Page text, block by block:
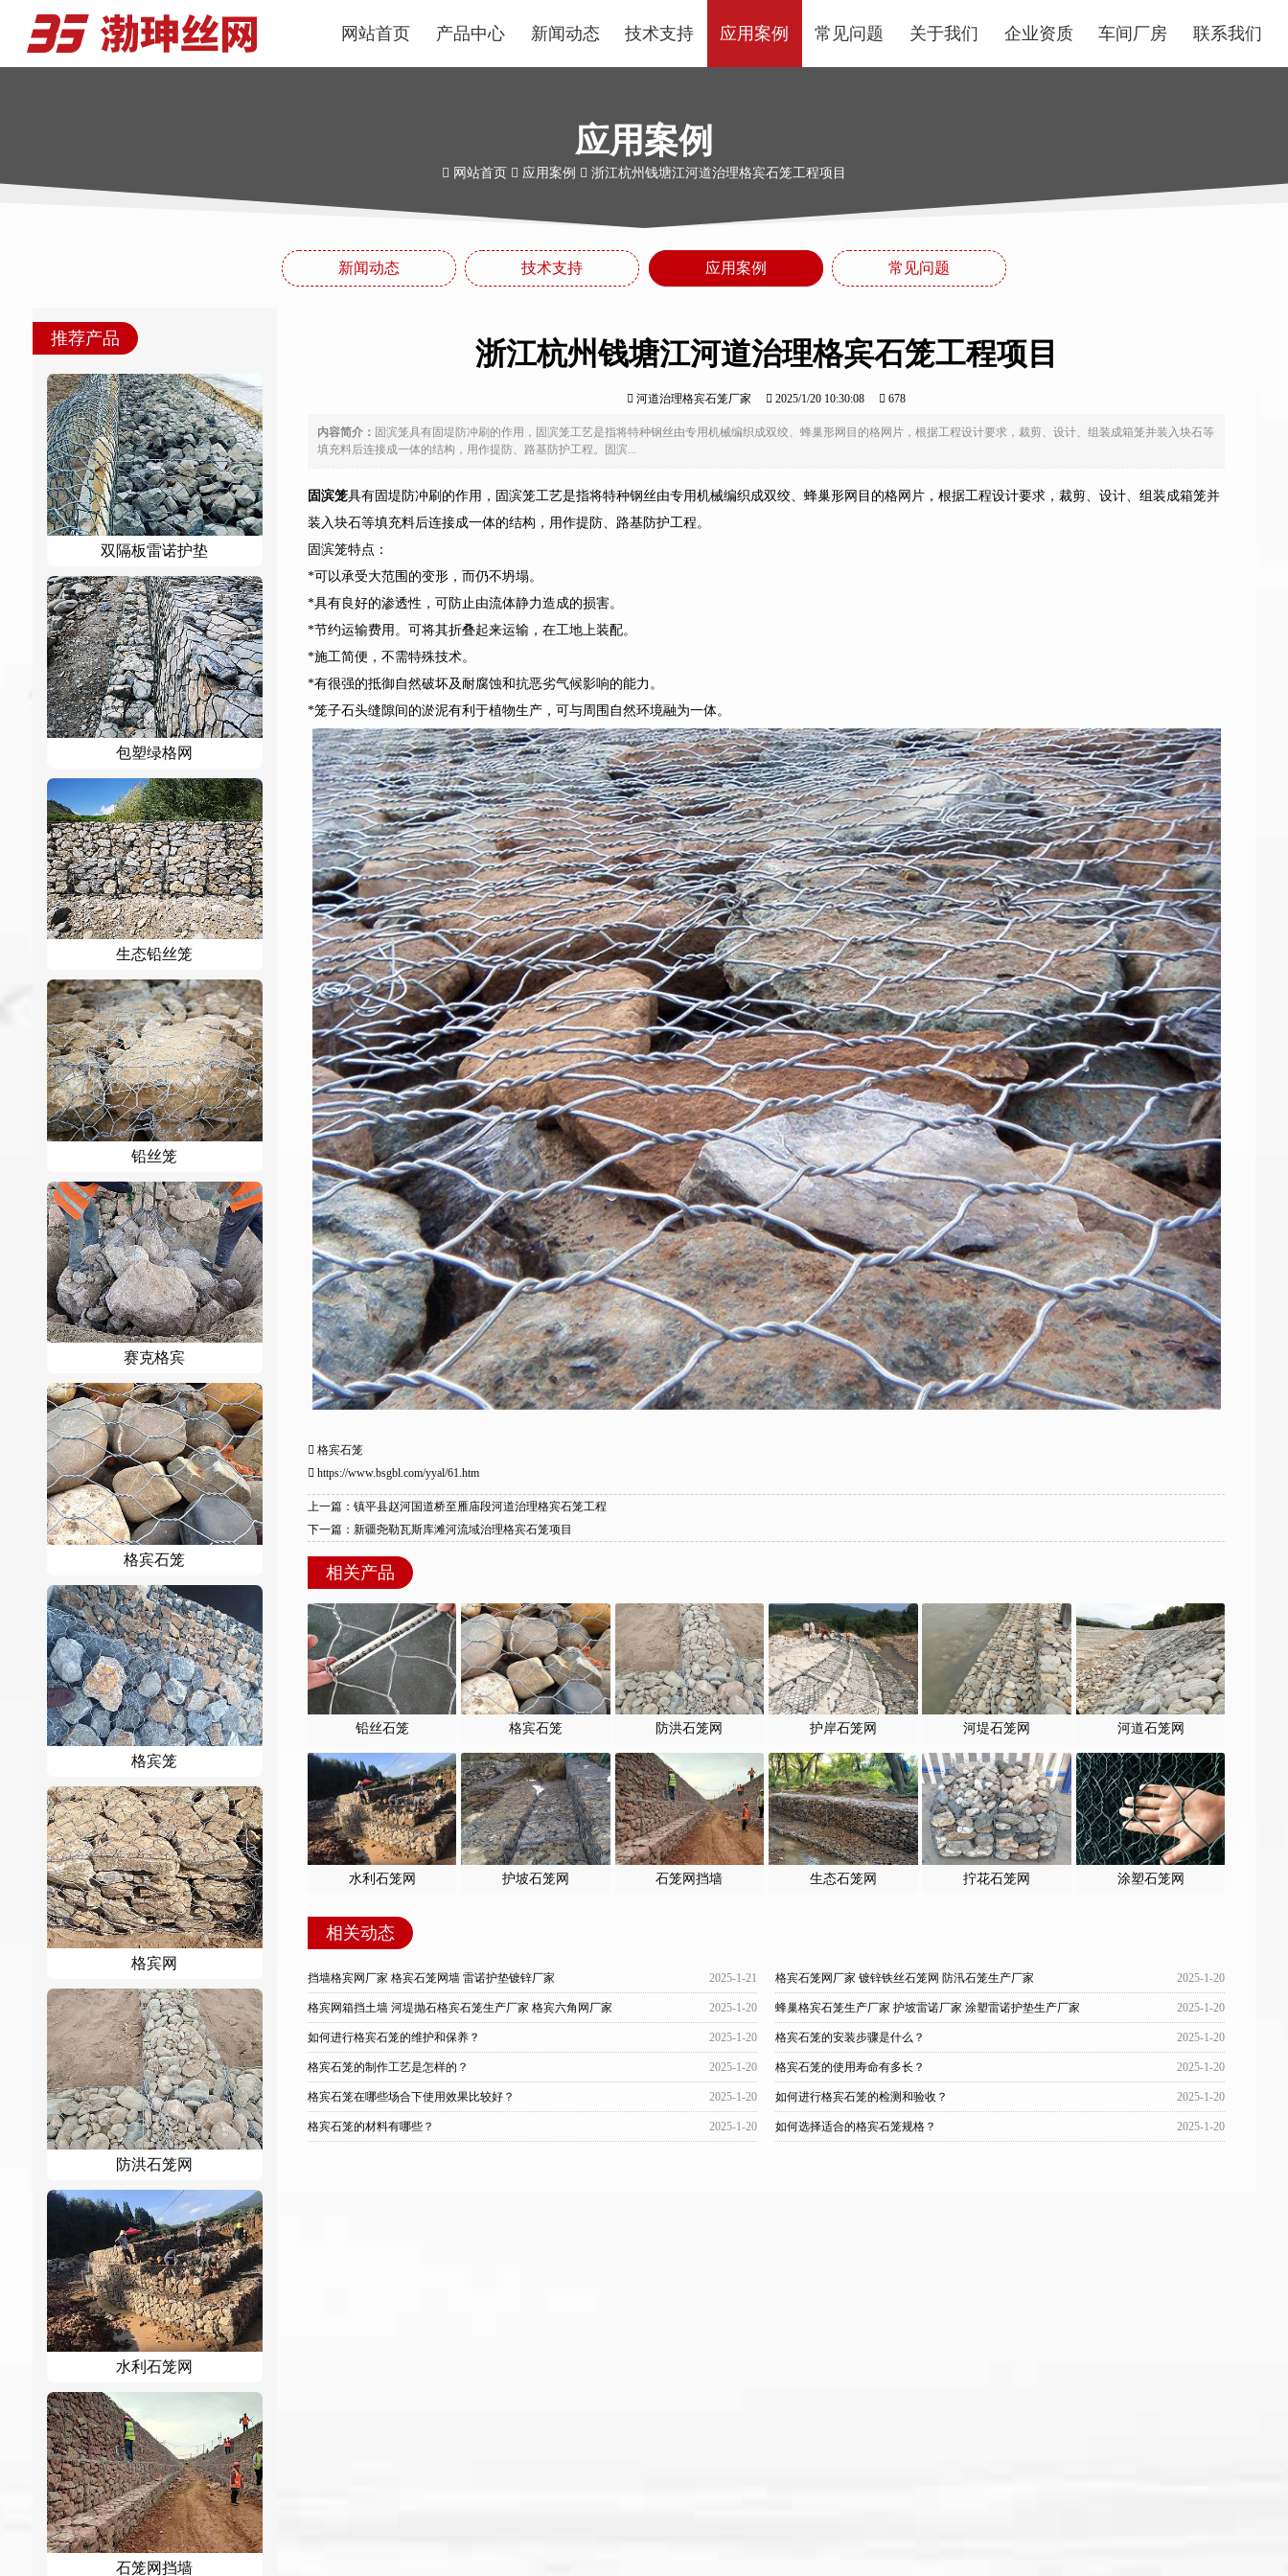
网站首页 产品中心 新闻动态 技术支持 应用案例 常见问题 关于我们 企业资质 车间厂房 联系我们
应用案例
网站首页 应用案例 浙江杭州钱塘江河道治理格宾石笼工程项目
新闻动态 技术支持 应用案例 常见问题
推荐产品
双隔板雷诺护垫
包塑绿格网
生态铅丝笼
铅丝笼
赛克格宾
格宾石笼
格宾笼
格宾网
防洪石笼网
水利石笼网
石笼网挡墙
浙江杭州钱塘江河道治理格宾石笼工程项目
河道治理格宾石笼厂家 2025/1/20 10:30:08 678
内容简介： 固滨笼具有固堤防冲刷的作用，固滨笼工艺是指将特种钢丝由专用机械编织成双绞、蜂巢形网目的格网片，根据工程设计要求，裁剪、设计、组装成箱笼并装入块石等
填充料后连接成一体的结构，用作提防、路基防护工程。固滨...
固滨笼具有固堤防冲刷的作用，固滨笼工艺是指将特种钢丝由专用机械编织成双绞、蜂巢形网目的格网片，根据工程设计要求，裁剪、设计、组装成箱笼并
装入块石等填充料后连接成一体的结构，用作提防、路基防护工程。
固滨笼特点：
*可以承受大范围的变形，而仍不坍塌。
*具有良好的渗透性，可防止由流体静力造成的损害。
*节约运输费用。可将其折叠起来运输，在工地上装配。
*施工简便，不需特殊技术。
*有很强的抵御自然破坏及耐腐蚀和抗恶劣气候影响的能力。
*笼子石头缝隙间的淤泥有利于植物生产，可与周围自然环境融为一体。
格宾石笼
https://www.bsgbl.com/yyal/61.htm
上一篇：镇平县赵河国道桥至雁庙段河道治理格宾石笼工程
下一篇：新疆尧勒瓦斯库滩河流域治理格宾石笼项目
相关产品
铅丝石笼 格宾石笼 防洪石笼网 护岸石笼网 河堤石笼网 河道石笼网
水利石笼网 护坡石笼网 石笼网挡墙 生态石笼网 拧花石笼网 涂塑石笼网
相关动态
挡墙格宾网厂家 格宾石笼网墙 雷诺护垫镀锌厂家 2025-1-21 格宾石笼网厂家 镀锌铁丝石笼网 防汛石笼生产厂家 2025-1-20
格宾网箱挡土墙 河堤抛石格宾石笼生产厂家 格宾六角网厂家 2025-1-20 蜂巢格宾石笼生产厂家 护坡雷诺厂家 涂塑雷诺护垫生产厂家 2025-1-20
如何进行格宾石笼的维护和保养？ 2025-1-20 格宾石笼的安装步骤是什么？ 2025-1-20
格宾石笼的制作工艺是怎样的？ 2025-1-20 格宾石笼的使用寿命有多长？ 2025-1-20
格宾石笼在哪些场合下使用效果比较好？ 2025-1-20 如何进行格宾石笼的检测和验收？ 2025-1-20
格宾石笼的材料有哪些？ 2025-1-20 如何选择适合的格宾石笼规格？ 2025-1-20